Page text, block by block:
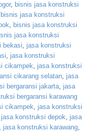
, bisnis jasa konstruksi
bisnis jasa konstruksi
, bisnis jasa konstruksi
jasa konstruksi
bekasi, jasa konstruksi
, jasa konstruksi
cikampek, jasa konstruksi
cikarang selatan, jasa
bergaransi jakarta, jasa
bergaransi karawang
cikampek, jasa konstruksi
jasa konstruksi depok, jasa
, jasa konstruksi karawang,